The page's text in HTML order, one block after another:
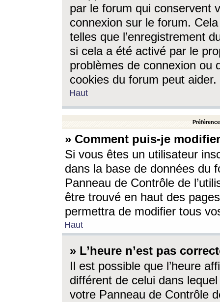
par le forum qui conservent
connexion sur le forum.
telles que l’enregistrement
si cela a été activé par le
problèmes de connexion ou
cookies du forum peut aider.
Haut
» Comment puis-je
Si vous êtes un utilisateur
dans la base de données du
Panneau de Contrôle de
être trouvé en haut des
permettra de modifier tous
Haut
» L’heure n’est pas
Il est possible que l’heure
différent de celui dans
votre Panneau de Contrôle